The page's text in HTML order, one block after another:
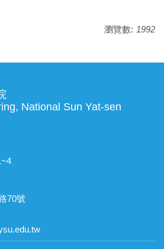
瀏覽數: 1992
National Sun Yat-sen
70號